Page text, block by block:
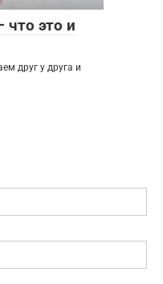
что это и
друг у друга и